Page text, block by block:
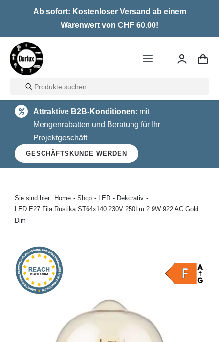
Ab sofort: Kostenloser Versand ab einem
Warenwert von CHF 60.00!
Toggle
Home
LED
Halogen
Glühlampen
Kontakt
Products
search
Attraktive B2B-Konditionen: mit
Mengenrabatten und Beratung für Ihr
Projektgeschäft.
GESCHÄFTSKUNDE WERDEN
Sie sind hier: Home Shop LED
Dekorativ
LED E27 Fila Rustika ST64x140 230V 250Lm 2.9W 922 AC Gold
Dim